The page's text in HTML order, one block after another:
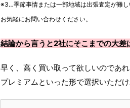
※3…季節事情または一部地域は出張査定が難
お気軽にお問い合わせください。
結論から言うと2社にそこまでの大差
早く、高く買い取って欲しいのであ
プレミアムといった形で選択いただ